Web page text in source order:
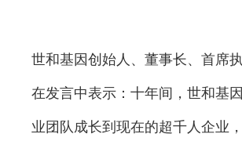
世和基因创始人、董事长、首席
在发言中表示：十年间，世和基
业团队成长到现在的超千人企业